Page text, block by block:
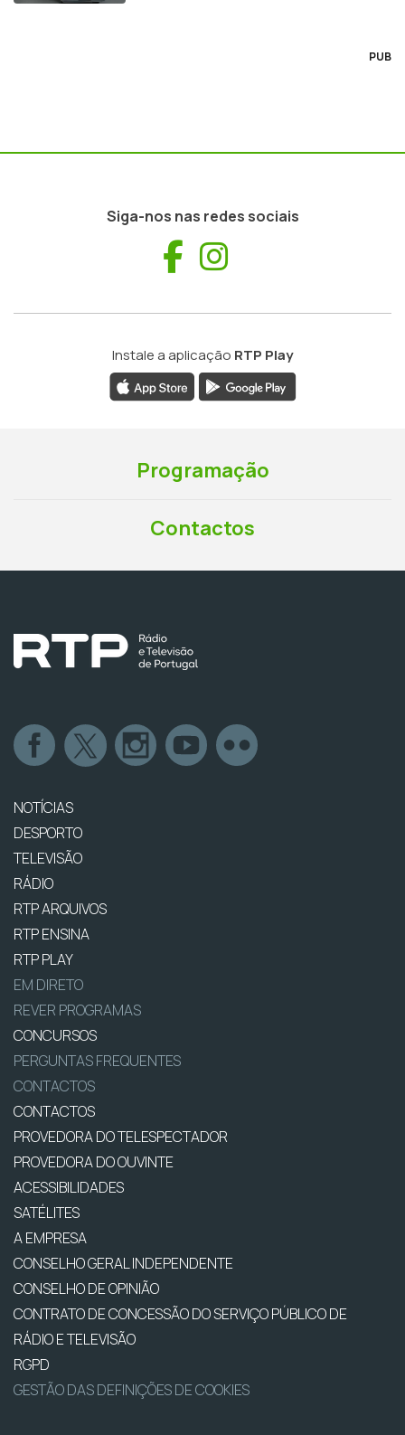
PUB
Siga-nos nas redes sociais
Facebook
Instale a aplicação RTP Play
Programação
Contactos
NOTÍCIAS
DESPORTO
TELEVISÃO
RÁDIO
RTP ARQUIVOS
RTP ENSINA
RTP PLAY
EM DIRETO
REVER PROGRAMAS
CONCURSOS
PERGUNTAS FREQUENTES
CONTACTOS
CONTACTOS
PROVEDORA DO TELESPECTADOR
PROVEDORA DO OUVINTE
ACESSIBILIDADES
SATÉLITES
A EMPRESA
CONSELHO GERAL INDEPENDENTE
CONSELHO DE OPINIÃO
CONTRATO DE CONCESSÃO DO SERVIÇO PÚBLICO DE
RÁDIO E TELEVISÃO
RGPD
GESTÃO DAS DEFINIÇÕES DE COOKIES